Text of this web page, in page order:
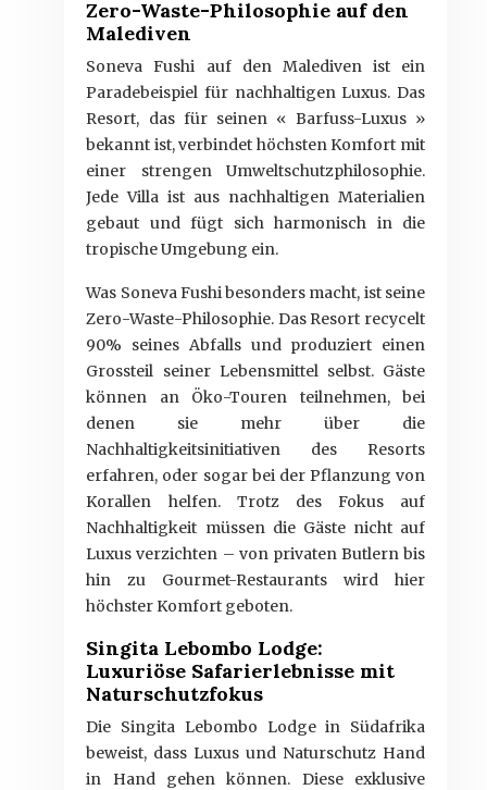
Zero-Waste-Philosophie auf den
Malediven
Soneva Fushi auf den Malediven ist ein
Paradebeispiel für nachhaltigen Luxus. Das
Resort, das für seinen « Barfuss-Luxus »
bekannt ist, verbindet höchsten Komfort mit
einer strengen Umweltschutzphilosophie.
Jede Villa ist aus nachhaltigen Materialien
gebaut und fügt sich harmonisch in die
tropische Umgebung ein.
Was Soneva Fushi besonders macht, ist seine
Zero-Waste-Philosophie. Das Resort recycelt
90% seines Abfalls und produziert einen
Grossteil seiner Lebensmittel selbst. Gäste
können an Öko-Touren teilnehmen, bei
denen sie mehr über die
Nachhaltigkeitsinitiativen des Resorts
erfahren, oder sogar bei der Pflanzung von
Korallen helfen. Trotz des Fokus auf
Nachhaltigkeit müssen die Gäste nicht auf
Luxus verzichten – von privaten Butlern bis
hin zu Gourmet-Restaurants wird hier
höchster Komfort geboten.
Singita Lebombo Lodge:
Luxuriöse Safarierlebnisse mit
Naturschutzfokus
Die Singita Lebombo Lodge in Südafrika
beweist, dass Luxus und Naturschutz Hand
in Hand gehen können. Diese exklusive